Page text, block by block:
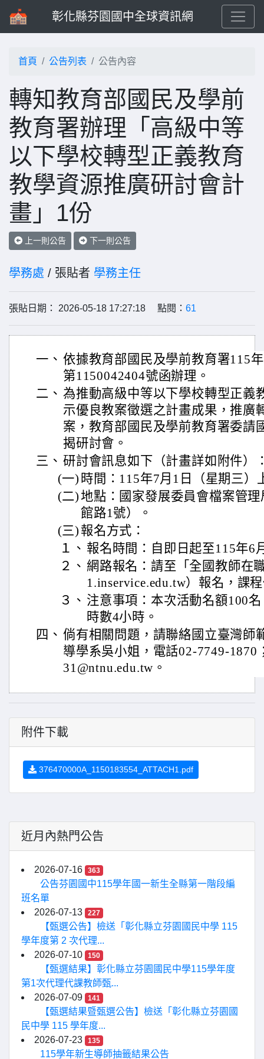
彰化縣芬園國中全球資訊網
首頁 公告列表 公告內容
轉知教育部國民及學前
教育署辦理「高級中等
以下學校轉型正義教育
教學資源推廣研討會計
畫」1份
上一則公告 下一則公告
學務處 / 張貼者 學務主任
張貼日期： 2026-05-18 17:27:18 點閱： 61
一、 依據教育部國民及學前教育署115
第1150042404號函辦理。
二、 為推動高級中等以下學校轉型正義
示優良教案徵選之計畫成果，推廣
案，教育部國民及學前教育署委請
揭研討會。
三、 研討會訊息如下（計畫詳如附件）
(一) 時間：115年7月1日（星期三）
(二)地點：國家發展委員會檔案管
館路1號）。
(三) 報名方式：
１、 報名時間：自即日起至115年6
２、 網路報名：請至「全國教師在
1.inservice.edu.tw）報名，課
３、 注意事項：本次活動名額100
時數4小時。
四、 倘有相關問題，請聯絡國立臺灣師
導學系吳小姐，電話02-7749-1870
31@ntnu.edu.tw。
附件下載
376470000A_1150183554_ATTACH1.pdf
近月內熱門公告
2026-07-16 363
公告芬園國中115學年國一新生全縣第一階段編
班名單
2026-07-13
227
【甄選公告】檢送「彰化縣立芬園國民中學 115
學年度第 2 次代理...
2026-07-10
150
【甄選結果】彰化縣立芬園國民中學115學年度
第1次代理代課教師甄...
2026-07-09
141
【甄選結果暨甄選公告】檢送「彰化縣立芬園國
民中學 115 學年度...
2026-07-23
135
115學年新生導師抽籤結果公告